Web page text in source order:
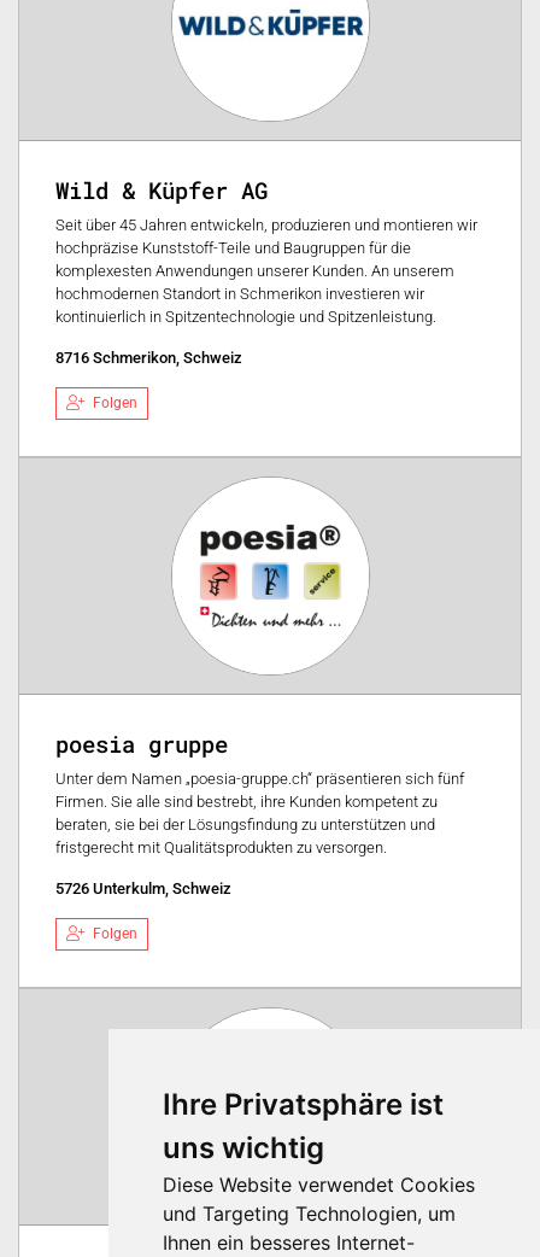
Ihre Privatsphäre ist
uns wichtig
Diese Website verwendet Cookies
und Targeting Technologien, um
Ihnen ein besseres Internet-
Wild & Küpfer AG
Seit über 45 Jahren entwickeln, produzieren und montieren wir
hochpräzise Kunststoff-Teile und Baugruppen für die
komplexesten Anwendungen unserer Kunden. An unserem
hochmodernen Standort in Schmerikon investieren wir
kontinuierlich in Spitzentechnologie und Spitzenleistung.
8716 Schmerikon, Schweiz
Folgen
poesia gruppe
Unter dem Namen „poesia-gruppe.ch“ präsentieren sich fünf
Firmen. Sie alle sind bestrebt, ihre Kunden kompetent zu
beraten, sie bei der Lösungsfindung zu unterstützen und
fristgerecht mit Qualitätsprodukten zu versorgen.
5726 Unterkulm, Schweiz
Folgen